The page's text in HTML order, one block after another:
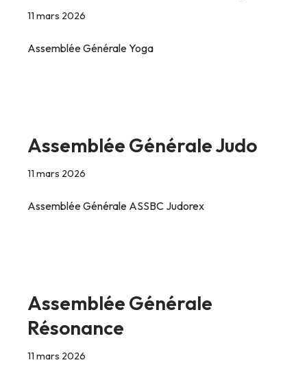
11 mars 2026
Assemblée Générale Yoga
Assemblée Générale Judo
11 mars 2026
Assemblée Générale ASSBC Judorex
Assemblée Générale
Résonance
11 mars 2026